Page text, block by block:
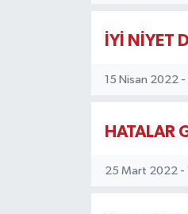
İYİ NİYET
15 Nisan 2022
HATALAR
25 Mart 2022 -
KEMERBURGAZ
KÜLTÜR - SANAT